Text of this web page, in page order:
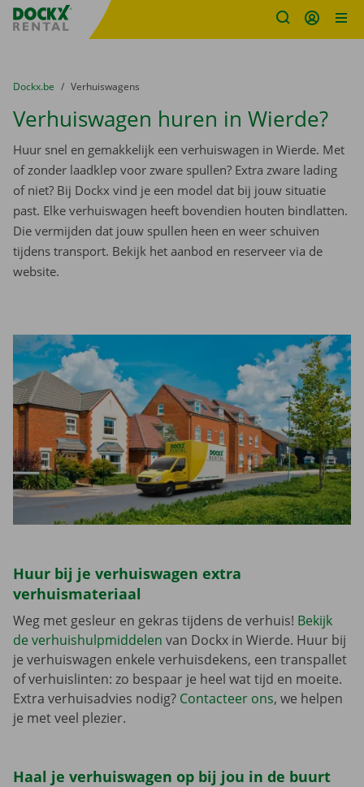
Fratello DEMO
U bevindt zich hier:
van
Dockx.be naar
Verhuiswagens
Verhuiswagen huren in Wierde?
Huur snel en gemakkelijk een verhuiswagen in Wierde. Met
of zonder laadklep voor zware spullen? Extra zware lading
of niet? Bij Dockx vind je een model dat bij jouw situatie
past. Elke verhuiswagen heeft bovendien houten bindlatten.
Die vermijden dat jouw spullen heen en weer schuiven
tijdens transport. Bekijk het aanbod en reserveer via de
website.
Huur bij je verhuiswagen extra
verhuismateriaal
Weg met gesleur en gekras tijdens de verhuis! Bekijk
de verhuishulpmiddelen van Dockx in Wierde. Huur bij
je verhuiswagen enkele verhuisdekens, een transpallet
of verhuislinten: zo bespaar je heel wat tijd en moeite.
Extra verhuisadvies nodig? Contacteer ons, we helpen
je met veel plezier.
Haal je verhuiswagen op bij jou in de buurt